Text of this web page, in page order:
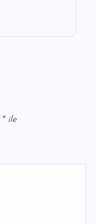
*ile